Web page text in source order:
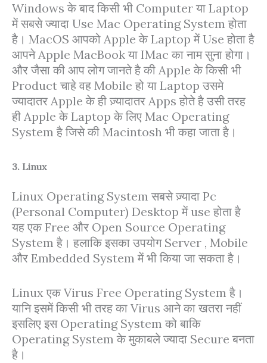
Windows के बाद किसी भी Computer या Laptop
में सबसे ज्यादा Use Mac Operating System होता
है। MacOS आपको Apple के Laptop में Use होता है
आपने Apple MacBook या IMac का नाम सुना होगा।
और जैसा की आप लोग जानते है की Apple के किसी भी
Product चाहे वह Mobile हो या Laptop उसमे
ज्यादातर Apple के ही ज़्यादातर Apps होते है उसी तरह
ही Apple के Laptop के लिए Mac Operating
System है जिसे की Macintosh भी कहा जाता है।
3. Linux
Linux Operating System सबसे ज़्यादा Pc
(Personal Computer) Desktop में use होता है
यह एक Free और Open Source Operating
System है। हलाकि इसका उपयोग Server , Mobile
और Embedded System में भी किया जा सकता है।
Linux एक Virus Free Operating System है।
यानि इसमें किसी भी तरह का Virus आने का खतरा नहीं
इसलिए इस Operating System को बाकि
Operating System के मुकाबले ज्यादा Secure बनता
है।